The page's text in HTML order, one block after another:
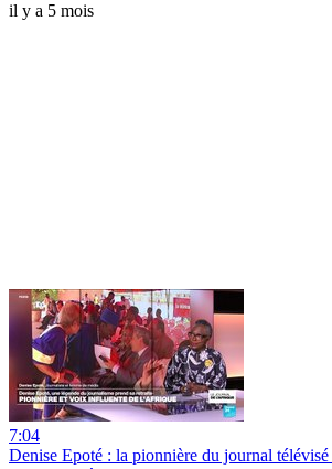
il y a 5 mois
7:04
Denise Epoté : la pionnière du journal